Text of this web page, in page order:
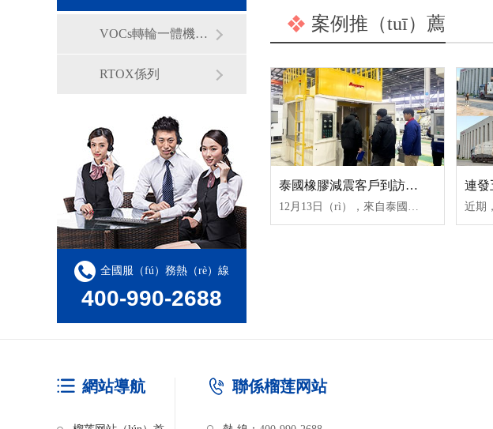
VOCs轉輪一體機（jī）
RTOX係列
全國服（fú）務熱（rè）線
400-990-2688
案例推（tuī）薦
泰國橡膠減震客戶到訪 現場驗收自動噴膠機PZB40
網站導航 聯係榴莲网站